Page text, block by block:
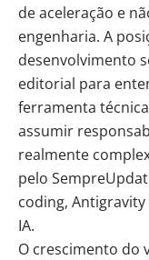
de aceleração e
engenharia. A
desenvolvimento
editorial para
ferramenta
assumir
realmente
pelo
coding,
IA.
O crescimento do